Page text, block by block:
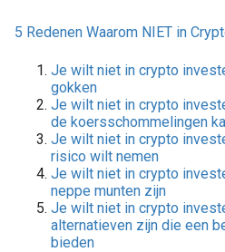
5 Redenen Waarom NIET in
Je wilt niet in crypto
gokken
Je wilt niet in crypto
de koersschommelingen
Je wilt niet in crypto
risico wilt nemen
Je wilt niet in crypto
neppe munten zijn
Je wilt niet in crypto
alternatieven zijn die een
bieden